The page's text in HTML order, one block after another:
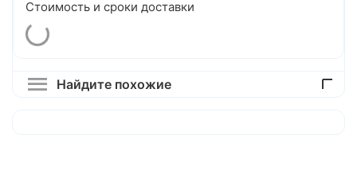
Стоимость и сроки доставки
Найдите похожие